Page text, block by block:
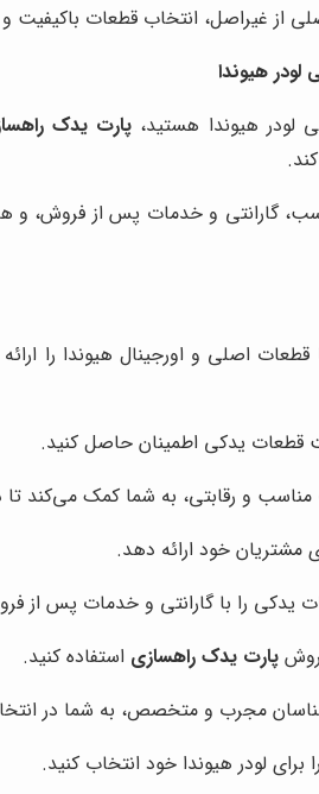
از غیراصل، انتخاب قطعات
هیوندا
لودر هیوندا هستید، پارت یدک
گارانتی و خدمات پس از فروش،
قطعات اصلی و اورجینال هیوندا را
قطعات یدکی اطمینان حاصل کنید.
مناسب و رقابتی، به شما کمک می‌کند
مشتریان خود ارائه دهد.
یدکی را با گارانتی و خدمات پس از
پارت یدک راهسازی استفاده کنید.
مجرب و متخصص، به شما در
لودر هیوندا خود انتخاب کنید.